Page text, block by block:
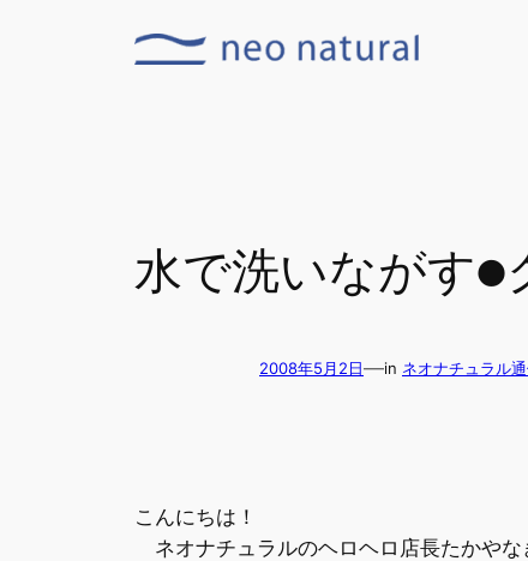
水で洗いながす●
2008年5月2日 —in ネオナチュラル
こんにちは！
ネオナチュラルのヘロヘロ店長たかやな